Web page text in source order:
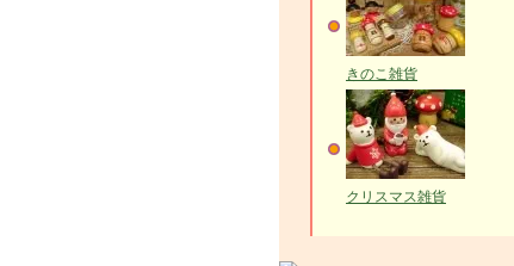
きのこ雑貨
クリスマス雑貨